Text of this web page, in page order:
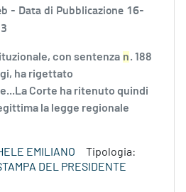
- Data di Pubblicazione 16-
con sentenza n. 188
ha rigettato
Corte ha ritenuto quindi
la legge regionale
EMILIANO
Tipologia:
DEL PRESIDENTE